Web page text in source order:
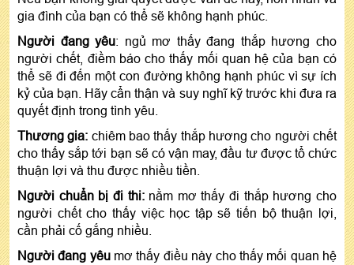
gia đình của bạn có thể sẽ không hạnh phúc.
Người đang yêu: ngủ mơ thấy đang thắp hương cho
người chết, điềm báo cho thấy mối quan hệ của bạn có
thể sẽ đi đến một con đường không hạnh phúc vì sự ích
kỷ của bạn. Hãy cẩn thận và suy nghĩ kỹ trước khi đưa ra
quyết định trong tình yêu.
Thương gia: chiêm bao thấy thắp hương cho người chết
cho thấy sắp tới bạn sẽ có vận may, đầu tư được tổ chức
thuận lợi và thu được nhiều tiền.
Người chuẩn bị đi thi: nằm mơ thấy đi thắp hương cho
người chết cho thấy việc học tập sẽ tiến bộ thuận lợi,
cần phải cố gắng nhiều.
Người đang yêumơ thấy điều này cho thấy mối quan hệ